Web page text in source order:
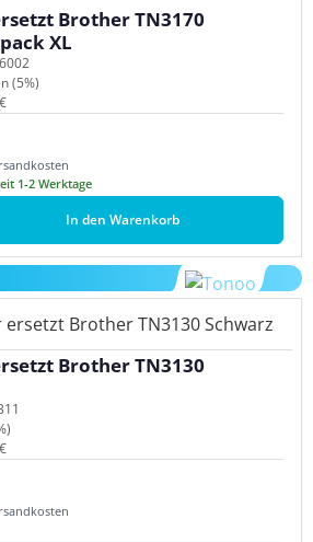
Brother TN3170
XL
(5%)
1-2 Werktage
In den Warenkorb
Brother TN3130